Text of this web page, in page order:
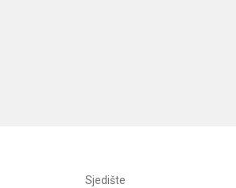
Sjedište